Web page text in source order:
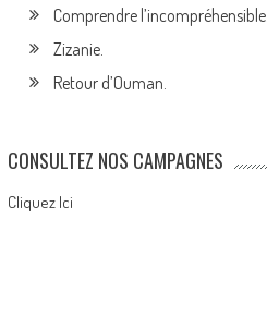
Comprendre l’incompréhensible.
Zizanie.
Retour d’Ouman.
CONSULTEZ NOS CAMPAGNES
Cliquez Ici